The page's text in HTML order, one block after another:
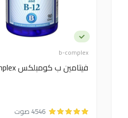
b-complex
فيتامين ب كومبلكس b complex
4546 صوت